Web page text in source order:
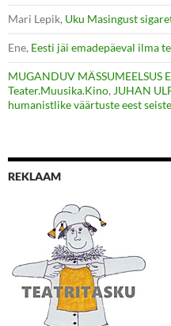
Mari Lepik, Uku Masingust
Ene, Eesti jäi emadepäeval ilma
MUGANDUV MÄSSUMEELSUS
Teater.Muusika.Kino, JUHAN
humanistlike väärtuste eest
REKLAAM